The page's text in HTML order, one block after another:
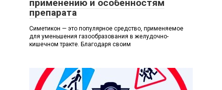
применению и особенностям
препарата
Симетикон — это популярное средство, применяемое
для уменьшения газообразования в желудочно-
кишечном тракте. Благодаря своим